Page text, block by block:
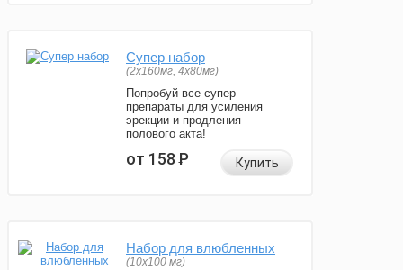
Супер набор
(2х160мг, 4х80мг)
Попробуй все супер
препараты для усиления
эрекции и продления
полового акта!
от 158Р Купить
Набор для влюбленных
(10х100 мг)